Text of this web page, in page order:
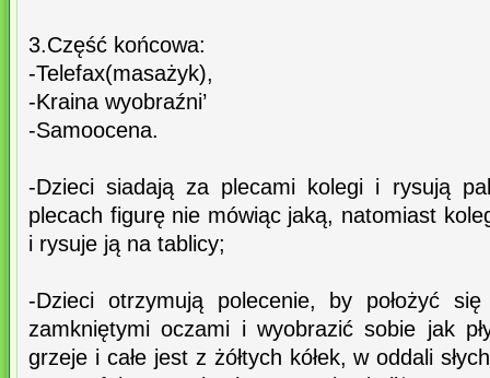
3.Część końcowa:
-Telefax(masażyk),
-Kraina wyobraźni’
-Samoocena.
-Dzieci siadają za plecami kolegi i rysują
plecach figurę nie mówiąc jaką, natomiast
i rysuje ją na tablicy;
-Dzieci otrzymują polecenie, by położyć
zamkniętymi oczami i wyobrazić sobie jak
grzeje i całe jest z żółtych kółek, w oddali